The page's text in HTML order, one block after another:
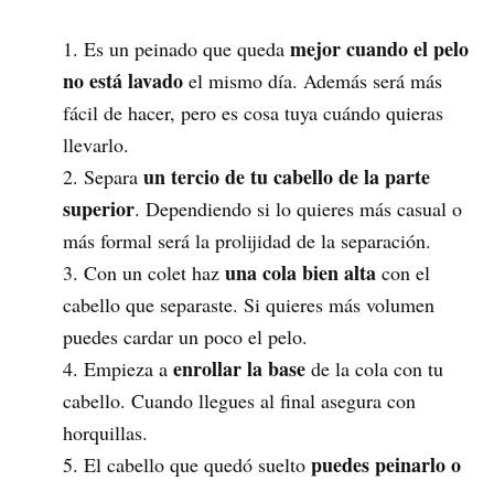
Es un peinado que queda mejor cuando el pelo
no está lavado el mismo día. Además será más
fácil de hacer, pero es cosa tuya cuándo quieras
llevarlo.
Separa un tercio de tu cabello de la parte
superior. Dependiendo si lo quieres más casual o
más formal será la prolijidad de la separación.
Con un colet haz una cola bien alta con el
cabello que separaste. Si quieres más volumen
puedes cardar un poco el pelo.
Empieza a enrollar la base de la cola con tu
cabello. Cuando llegues al final asegura con
horquillas.
El cabello que quedó suelto puedes peinarlo o